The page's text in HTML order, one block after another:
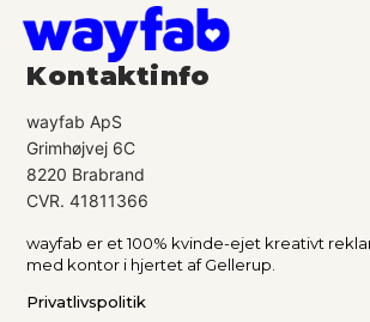
v
e
:
Kontaktinfo
wayfab ApS
Grimhøjvej 6C
8220 Brabrand
CVR. 41811366
wayfab er et 100% kvinde-ejet kreativt
med kontor i hjertet af Gellerup.
Privatlivspolitik